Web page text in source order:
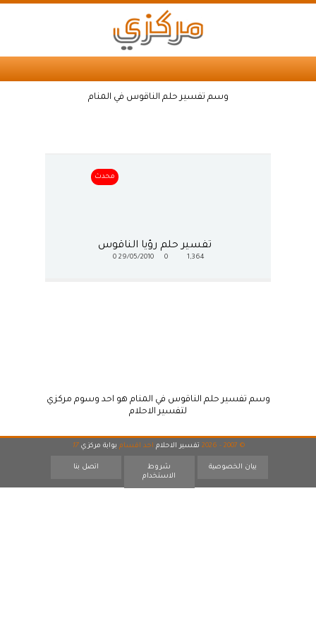
وسم تفسير حلم الناقوس في المنام
محدث
تفسير حلم رؤيا الناقوس
1,364
29/05/2010
0
وسم تفسير حلم الناقوس في المنام هو احد وسوم مركزي
لتفسير الاحلام
© 2007 - 2026 تفسير الاحلام احد اقسام بوابة مركزي 17
بيان الخصوصية
شروط
الاستخدام
اتصل بنا